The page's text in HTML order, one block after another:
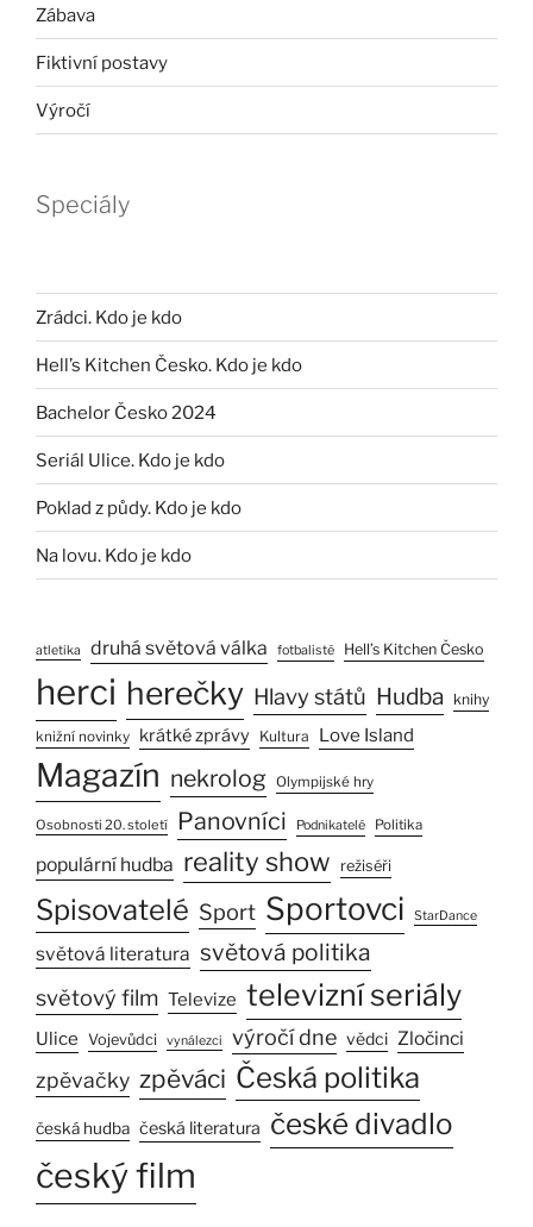
Zábava
Fiktivní postavy
Výročí
Speciály
Zrádci. Kdo je kdo
Hell’s Kitchen Česko. Kdo je kdo
Bachelor Česko 2024
Seriál Ulice. Kdo je kdo
Poklad z půdy. Kdo je kdo
Na lovu. Kdo je kdo
atletika druhá světová válka fotbalisté Hell’s Kitchen Česko
herci herečky Hlavy států Hudba knihy
knižní novinky krátké zprávy Kultura Love Island
Magazín nekrolog Olympijské hry
Osobnosti 20. století Panovníci Podnikatelé Politika
populární hudba reality show režiséři
Spisovatelé Sport Sportovci StarDance
světová literatura světová politika
světový film Televize televizní seriály
Ulice Vojevůdci vynálezci výročí dne vědci Zločinci
zpěvačky zpěváci Česká politika
česká hudba česká literatura české divadlo
český film